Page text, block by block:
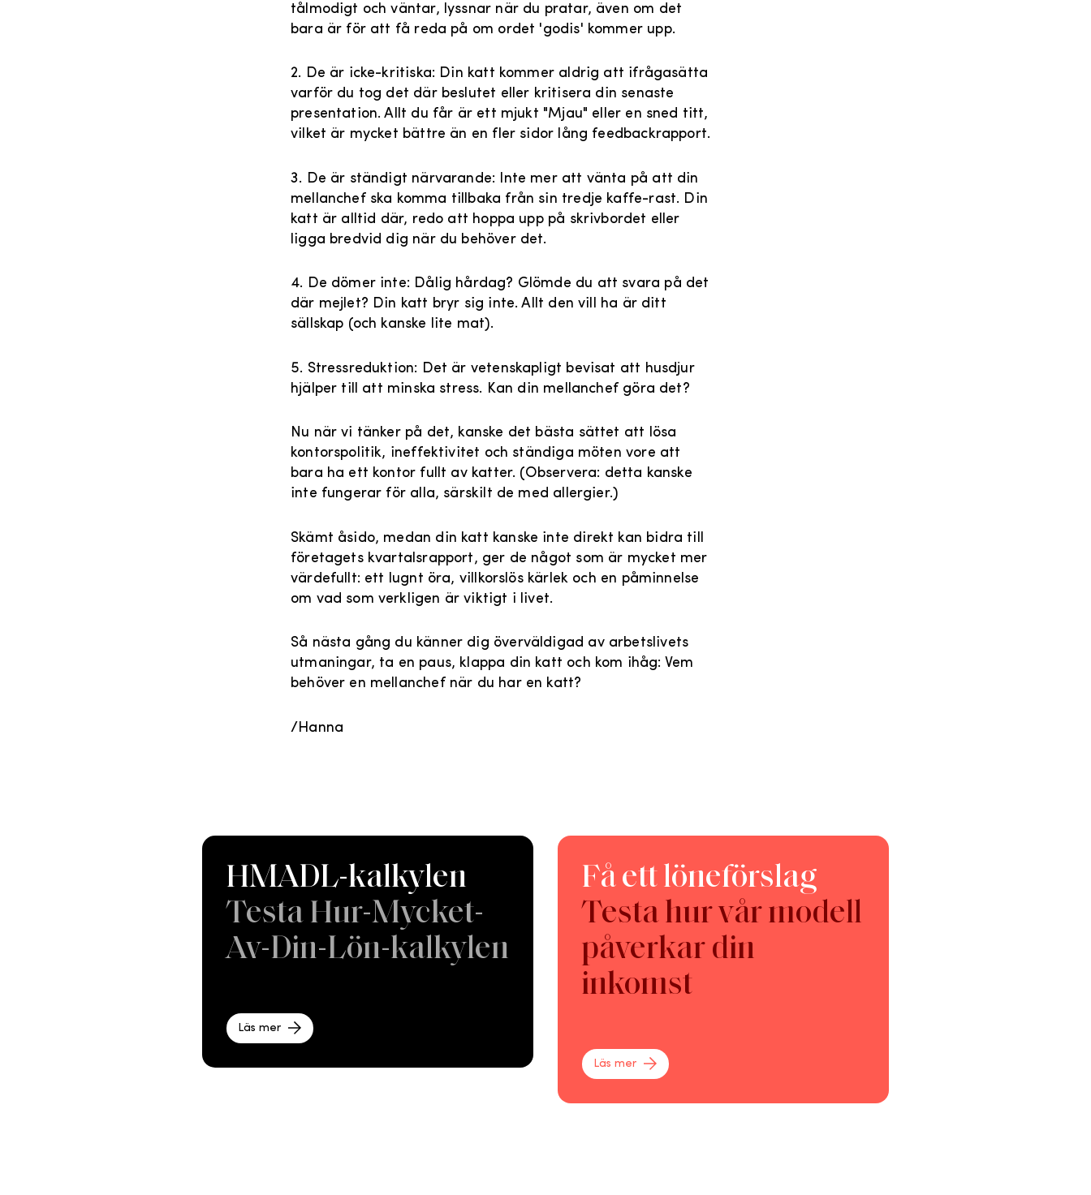
tålmodigt och väntar, lyssnar när du pratar, även om det
bara är för att få reda på om ordet 'godis' kommer upp.
2. De är icke-kritiska: Din katt kommer aldrig att ifrågasätta
varför du tog det där beslutet eller kritisera din senaste
presentation. Allt du får är ett mjukt "Mjau" eller en sned titt,
vilket är mycket bättre än en fler sidor lång feedbackrapport.
3. De är ständigt närvarande: Inte mer att vänta på att din
mellanchef ska komma tillbaka från sin tredje kaffe-rast. Din
katt är alltid där, redo att hoppa upp på skrivbordet eller
ligga bredvid dig när du behöver det.
4. De dömer inte: Dålig hårdag? Glömde du att svara på det
där mejlet? Din katt bryr sig inte. Allt den vill ha är ditt
sällskap (och kanske lite mat).
5. Stressreduktion: Det är vetenskapligt bevisat att husdjur
hjälper till att minska stress. Kan din mellanchef göra det?
Nu när vi tänker på det, kanske det bästa sättet att lösa
kontorspolitik, ineffektivitet och ständiga möten vore att
bara ha ett kontor fullt av katter. (Observera: detta kanske
inte fungerar för alla, särskilt de med allergier.)
Skämt åsido, medan din katt kanske inte direkt kan bidra till
företagets kvartalsrapport, ger de något som är mycket mer
värdefullt: ett lugnt öra, villkorslös kärlek och en påminnelse
om vad som verkligen är viktigt i livet.
Så nästa gång du känner dig överväldigad av arbetslivets
utmaningar, ta en paus, klappa din katt och kom ihåg: Vem
behöver en mellanchef när du har en katt?
/Hanna
HMADL-kalkylen
Testa Hur-Mycket-
Av-Din-Lön-kalkylen
Läs mer
Få ett löneförslag
Testa hur vår modell
påverkar din
inkomst
Läs mer